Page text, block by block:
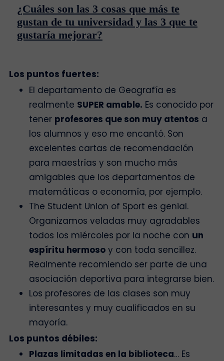
¿Cuáles son las 3 cosas que más te
gustan de tu universidad y las 3 que te
gustaría mejorar?
Los puntos fuertes:
El departamento de Geografía es
realmente SUPER amable. Es conocido por
tener profesores que son muy atentos a
los alumnos y eso me encantó. Son
excelentes cartas de recomendación
para maestrías y son mucho más
amigables que los departamentos de
matemáticas o economía, por ejemplo.
The Student Union of Sport es genial.
Organizamos veladas muy agradables
todos los miércoles por la noche con un
espíritu hermosoy con toda sencillez.
Realmente recomiendo ser parte de una
asociación deportiva para integrarse bien.
Los profesores de las clases son muy
interesantes y muy cualificados en su
mayoría.
Los puntos débiles:
Plazas limitadas en la biblioteca… Es